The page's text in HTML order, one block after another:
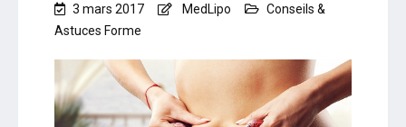
3 mars 2017 MedLipo
Conseils &
Astuces Forme